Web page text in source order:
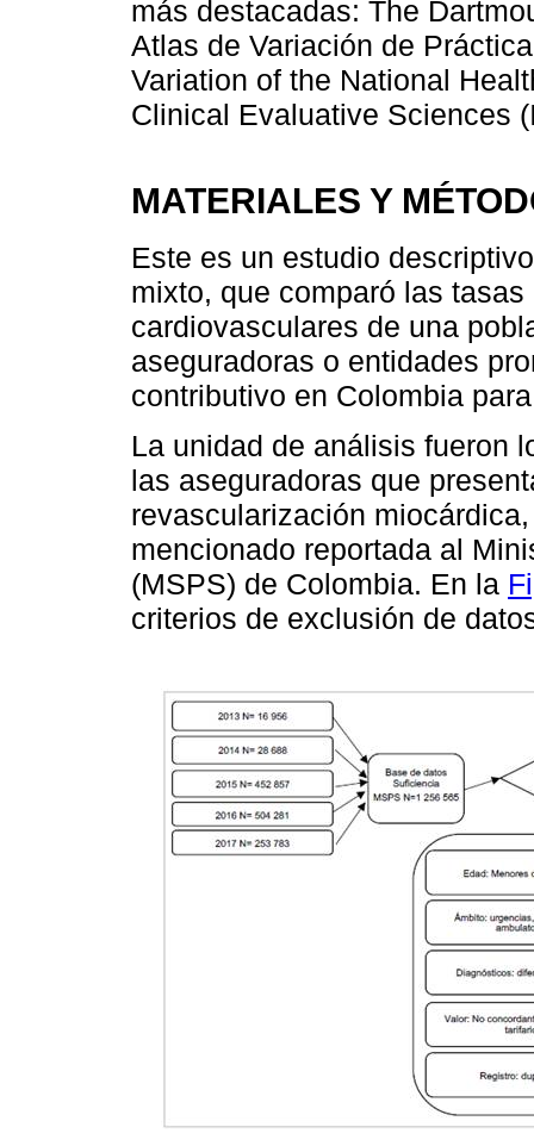
más destacadas: The
Atlas de Variación de
Variation of the National
Clinical Evaluative Sciences
MATERIALES Y
Este es un estudio
mixto, que comparó las
cardiovasculares de una
aseguradoras o entidades
contributivo en Colombia
La unidad de análisis fueron
las aseguradoras que
revascularización
mencionado reportada al
(MSPS) de Colombia. En la
criterios de exclusión de